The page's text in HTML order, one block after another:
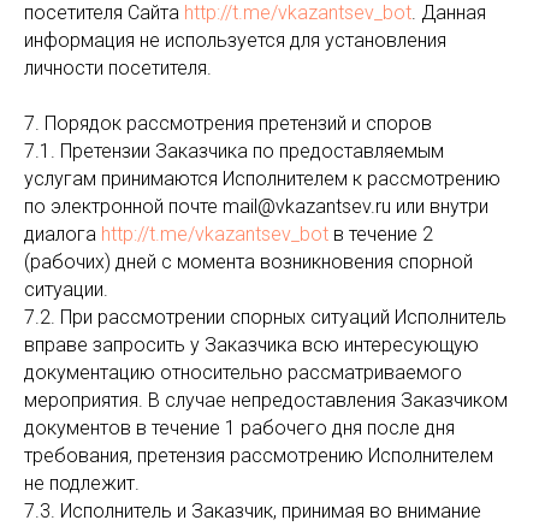
посетителя Сайта http://t.me/vkazantsev_bot. Данная
информация не используется для установления
личности посетителя.
7. Порядок рассмотрения претензий и споров
7.1. Претензии Заказчика по предоставляемым
услугам принимаются Исполнителем к рассмотрению
по электронной почте mail@vkazantsev.ru или внутри
диалога http://t.me/vkazantsev_bot в течение 2
(рабочих) дней с момента возникновения спорной
ситуации.
7.2. При рассмотрении спорных ситуаций Исполнитель
вправе запросить у Заказчика всю интересующую
документацию относительно рассматриваемого
мероприятия. В случае непредоставления Заказчиком
документов в течение 1 рабочего дня после дня
требования, претензия рассмотрению Исполнителем
не подлежит.
7.3. Исполнитель и Заказчик, принимая во внимание